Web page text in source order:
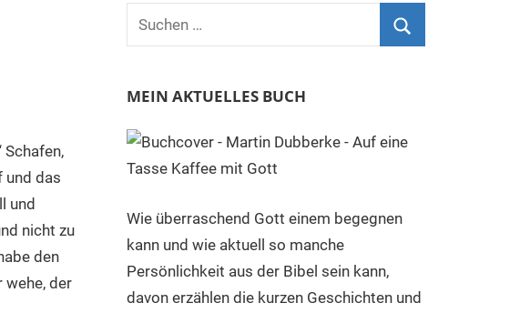
und das
und
nicht zu
den
wehe, der
Suchen
nach:
MEIN AKTUELLES BUCH
Wie überraschend Gott einem begegnen
kann und wie aktuell so manche
Persönlichkeit aus der Bibel sein kann,
davon erzählen die kurzen Geschichten und